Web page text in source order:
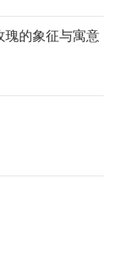
瑰的象征与寓意